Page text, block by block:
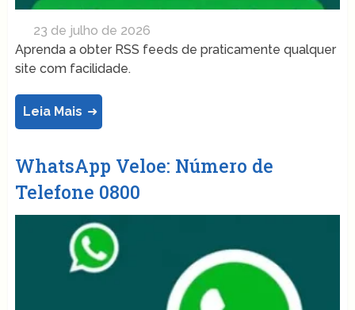
23 de julho de 2026
Aprenda a obter RSS feeds de praticamente qualquer
site com facilidade.
Leia Mais
WhatsApp Veloe: Número de
Telefone 0800